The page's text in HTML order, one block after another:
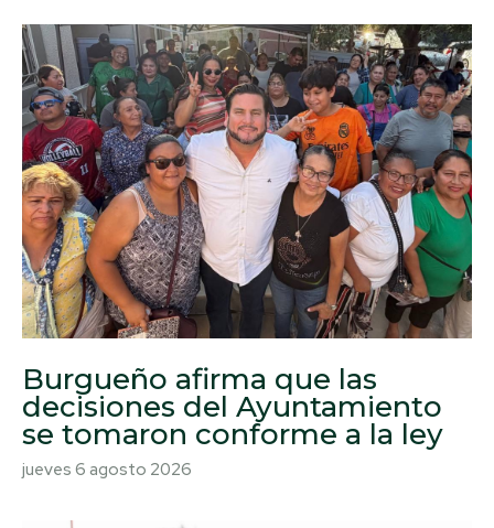
Burgueño afirma que las
decisiones del Ayuntamiento
se tomaron conforme a la ley
jueves 6 agosto 2026